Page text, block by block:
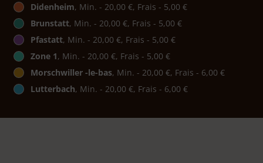
Didenheim, Min. - 20,00 €, Frais - 5,00 €
Brunstatt, Min. - 20,00 €, Frais - 5,00 €
Pfastatt, Min. - 20,00 €, Frais - 5,00 €
Zone 1, Min. - 20,00 €, Frais - 5,00 €
Morschwiller -le-bas, Min. - 20,00 €, Frais - 6,00 €
Lutterbach, Min. - 20,00 €, Frais - 6,00 €